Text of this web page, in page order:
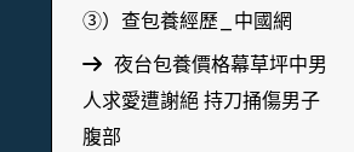
③）查包養經歷_中國網
夜台包養價格幕草坪中男
人求愛遭謝絕 持刀捅傷男子
腹部